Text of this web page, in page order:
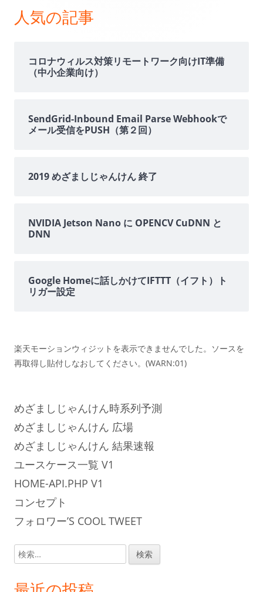
ン
人気の記事
コロナウィルス対策リモートワーク向けIT準備
（中小企業向け）
SendGrid-Inbound Email Parse Webhookで
メール受信をPUSH（第２回）
2019 めざましじゃんけん 終了
NVIDIA Jetson Nano に OPENCV CuDNN と
DNN
Google Homeに話しかけてIFTTT（イフト）ト
リガー設定
楽天モーションウィジットを表示できませんでした。ソースを
再取得し貼付しなおしてください。(WARN:01)
めざましじゃんけん時系列予測
めざましじゃんけん 広場
めざましじゃんけん 結果速報
ユースケース一覧 V1
HOME-API.PHP V1
コンセプト
フォロワー’S COOL TWEET
検
索: